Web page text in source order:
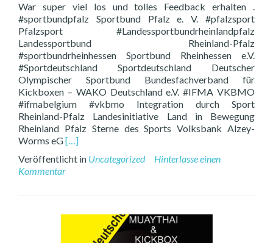
War super viel los und tolles Feedback erhalten .
#sportbundpfalz Sportbund Pfalz e. V. #pfalzsport
Pfalzsport #Landessportbundrheinlandpfalz
Landessportbund Rheinland-Pfalz
#sportbundrheinhessen Sportbund Rheinhessen e.V.
#Sportdeutschland Sportdeutschland Deutscher
Olympischer Sportbund Bundesfachverband für
Kickboxen – WAKO Deutschland e.V. #IFMA VKBMO
#ifmabelgium #vkbmo Integration durch Sport
Rheinland-Pfalz Landesinitiative Land in Bewegung
Rheinland Pfalz Sterne des Sports Volksbank Alzey-
Worms eGRead
about
VIKINGS-
[…]
Veröffentlicht in Uncategorized
Hinterlasse einen
Kommentar